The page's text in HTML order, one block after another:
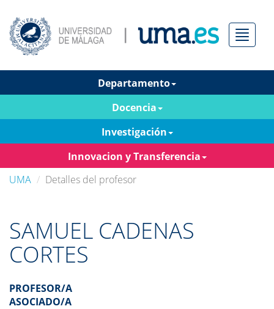
Menú
Departamento
Docencia
Investigación
Innovacion y Transferencia
UMA
Detalles del profesor
SAMUEL CADENAS
CORTES
PROFESOR/A
ASOCIADO/A